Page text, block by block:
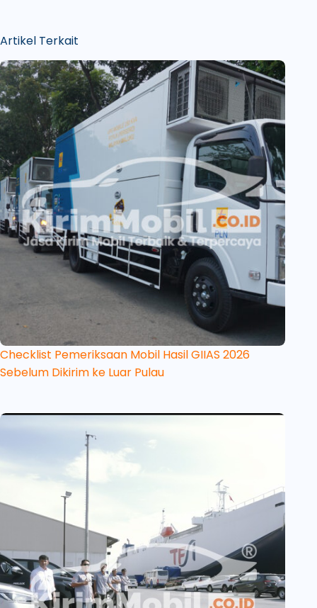
Artikel Terkait
Checklist Pemeriksaan Mobil Hasil GIIAS 2026
Sebelum Dikirim ke Luar Pulau